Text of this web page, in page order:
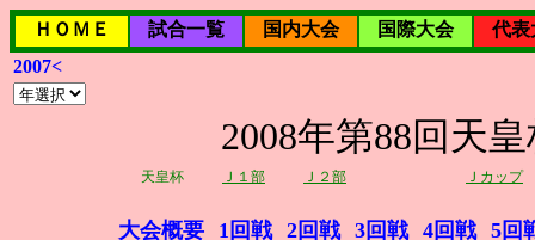
ＨＯＭＥ 試合一覧 国内大会 国際大会
代表
2007<
2008年第88回天
天皇杯 Ｊ１部 Ｊ２部 Ｊカップ
大会概要 1回戦 2回戦 3回戦 4回戦 5回